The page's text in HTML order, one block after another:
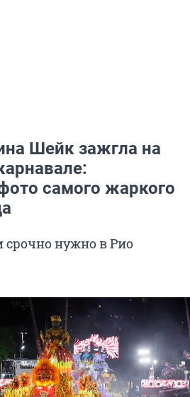
Шейк зажгла на
самого жаркого
срочно нужно в Рио